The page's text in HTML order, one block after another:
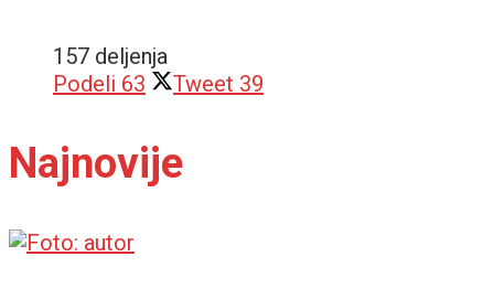
157 deljenja
Podeli 63 Tweet 39
Najnovije